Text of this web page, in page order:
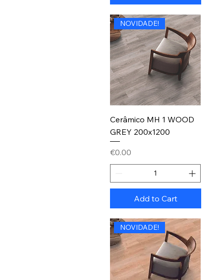
NOVIDADE!
Cerâmico MH 1 WOOD
GREY 200x1200
Price
€0.00
Add to Cart
NOVIDADE!